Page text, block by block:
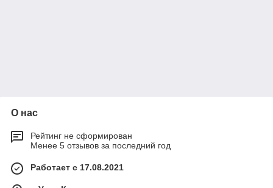
О нас
Рейтинг не сформирован
Менее 5 отзывов за последний год
Работает с 17.08.2021